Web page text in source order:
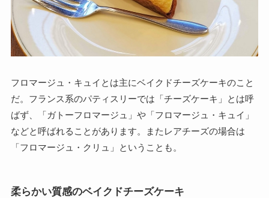
フロマージュ・キュイとは主にベイクドチーズケーキのこと
だ。フランス系のパティスリーでは「チーズケーキ」とは呼
ばず、「ガトーフロマージュ」や「フロマージュ・キュイ」
などと呼ばれることがあります。またレアチーズの場合は
「フロマージュ・クリュ」ということも。
柔らかい質感のベイクドチーズケーキ